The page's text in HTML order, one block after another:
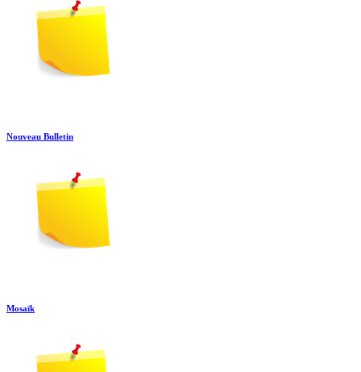
Nouveau Bulletin
Mosaïk